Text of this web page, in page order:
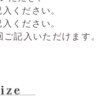
ください。
ください。
記入いただけます。